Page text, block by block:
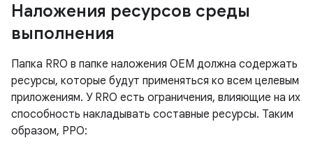
Наложения ресурсов среды
выполнения
Папка RRO в папке наложения OEM должна содержать
ресурсы, которые будут применяться ко всем целевым
приложениям. У RRO есть ограничения, влияющие на их
способность накладывать составные ресурсы. Таким
образом, РРО: